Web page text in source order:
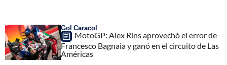
Gol Caracol
MotoGP: Alex Rins aprovechó el error de
Francesco Bagnaia y ganó en el circuito de Las
Américas